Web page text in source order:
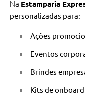
Na Estamparia
personalizadas para:
Ações
Eventos
Brindes
Kits de